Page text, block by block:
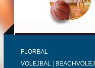
FLORBAL
VOLEJBAL |